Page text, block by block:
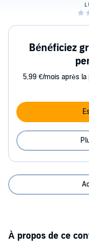
Bénéficiez
5,99 €/mois après la
À propos de ce